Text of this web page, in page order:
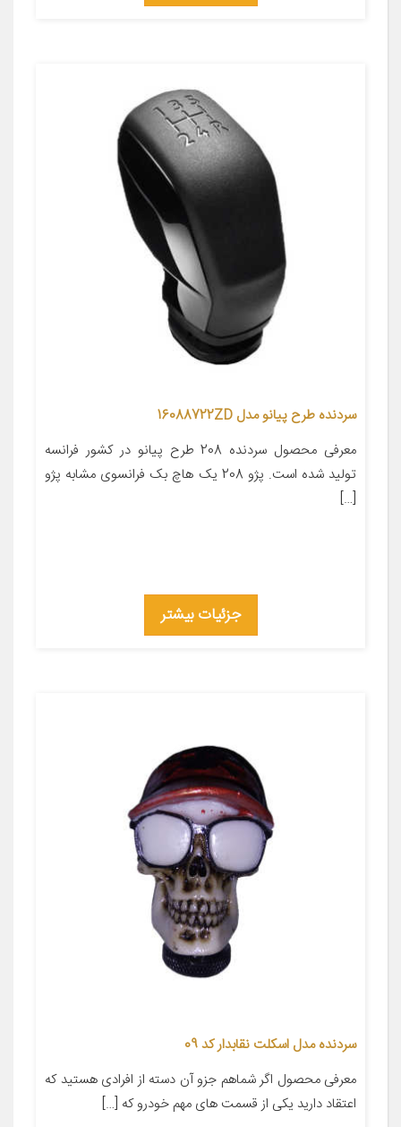
سردنده طرح پیانو مدل 16088722ZD
معرفی محصول سردنده 208 طرح پیانو در کشور فرانسه
تولید شده است. پژو 208 یک هاچ بک فرانسوی مشابه پژو
[…]
جزئیات بیشتر
سردنده مدل اسکلت نقابدار کد 09
معرفی محصول اگر شماهم جزو آن دسته از افرادی هستید که
اعتقاد دارید یکی از قسمت های مهم خودرو که […]